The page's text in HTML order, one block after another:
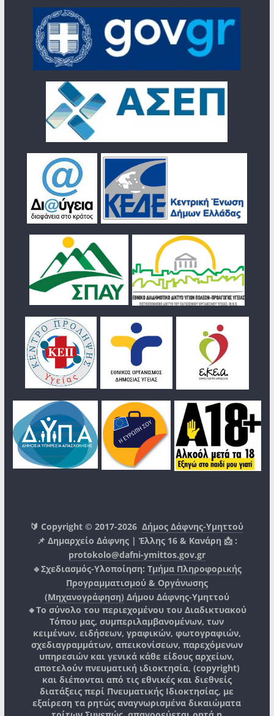
🔰 Copyright © 2017-2026Δήμος Δάφνης-Υμηττού
📌 Δημαρχείο Δάφνης | Έλλης 16 & Κανάρη 📩 :
protokolo@dafni-ymittos.gov.gr
🔹Σχεδιασμός-Υλοποίηση: Τμήμα Πληροφορικής
Προγραμματισμού & Οργάνωσης
(Μηχανογράφηση) Δήμου Δάφνης-Υμηττού
🔸Το σύνολο του περιεχομένου του Διαδικτυακού
Τόπου μας, συμπεριλαμβανομένων, των
κειμένων, ειδήσεων, γραφικών, φωτογραφιών,
σχεδιαγραμμάτων, απεικονίσεων, παρεχόμενων
υπηρεσιών και γενικά κάθε είδους αρχείων,
αποτελούν πνευματική ιδιοκτησία, (copyright)
και διέπονται από τις εθνικές και διεθνείς
διατάξεις περί Πνευματικής Ιδιοκτησίας, με
εξαίρεση τα ρητώς αναγνωρισμένα δικαιώματα